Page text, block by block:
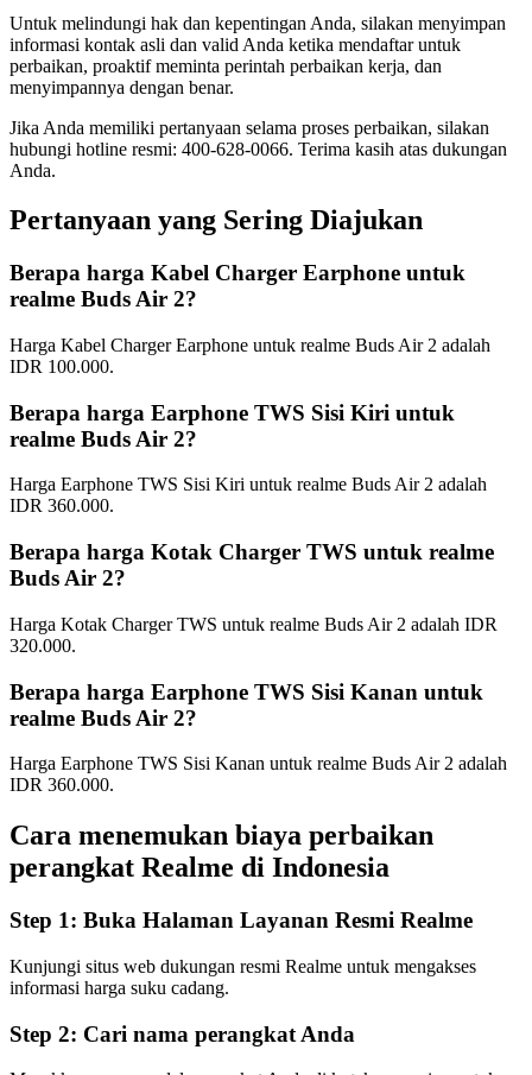
Untuk melindungi hak dan kepentingan Anda, silakan menyimpan
informasi kontak asli dan valid Anda ketika mendaftar untuk
perbaikan, proaktif meminta perintah perbaikan kerja, dan
menyimpannya dengan benar.
Jika Anda memiliki pertanyaan selama proses perbaikan, silakan
hubungi hotline resmi: 400-628-0066. Terima kasih atas dukungan
Anda.
Pertanyaan yang Sering Diajukan
Berapa harga Kabel Charger Earphone untuk
realme Buds Air 2?
Harga Kabel Charger Earphone untuk realme Buds Air 2 adalah
IDR 100.000.
Berapa harga Earphone TWS Sisi Kiri untuk
realme Buds Air 2?
Harga Earphone TWS Sisi Kiri untuk realme Buds Air 2 adalah
IDR 360.000.
Berapa harga Kotak Charger TWS untuk realme
Buds Air 2?
Harga Kotak Charger TWS untuk realme Buds Air 2 adalah IDR
320.000.
Berapa harga Earphone TWS Sisi Kanan untuk
realme Buds Air 2?
Harga Earphone TWS Sisi Kanan untuk realme Buds Air 2 adalah
IDR 360.000.
Cara menemukan biaya perbaikan
perangkat Realme di Indonesia
Step 1: Buka Halaman Layanan Resmi Realme
Kunjungi situs web dukungan resmi Realme untuk mengakses
informasi harga suku cadang.
Step 2: Cari nama perangkat Anda